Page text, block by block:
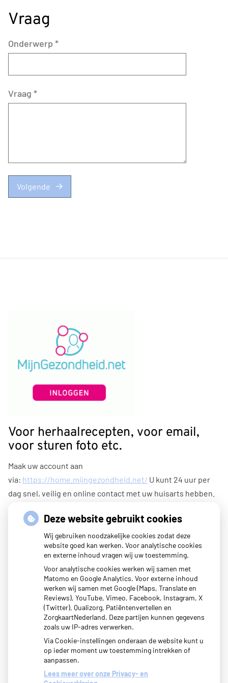
Vraag
Onderwerp *
Vraag *
Volgende
Voor herhaalrecepten, voor email,
voor sturen foto etc.
Maak uw account aan
via: https://home.mijngezondheid.net/ U kunt 24 uur per
dag snel, veilig en online contact met uw huisarts hebben.
U kunt online afspraken maken (tijdelijk niet i.v.m. corona),
vragen stellen, herhaalrecepten bestellen en labuitslagen
inzien. Daarnaast is het ook mogelijk om een samenvatting
in te zien van uw medisch dossier.
Met uw eigen account logt u veilig in en hoeft u niet elke
keer opnieuw uw gegevens in te voeren.
Deze website gebruikt cookies
Wij gebruiken noodzakelijke cookies zodat deze
website goed kan werken. Voor analytische cookies
en externe inhoud vragen wij uw toestemming.
Voor analytische cookies werken wij samen met
Matomo en Google Analytics. Voor externe inhoud
werken wij samen met Google (Maps, Translate en
Reviews), YouTube, Vimeo, Facebook, Instagram, X
(Twitter), Qualizorg, Patiëntenvertellen en
ZorgkaartNederland. Deze partijen kunnen gegevens
zoals uw IP-adres verwerken.
Via Cookie-instellingen onderaan de website kunt u
op ieder moment uw toestemming intrekken of
aanpassen.
Lees meer over onze Privacy- en